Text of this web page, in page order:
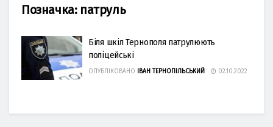
Позначка: патруль
Біля шкіл Тернополя патрулюють
поліцейські
ОПУБЛІКОВАНО ІВАН ТЕРНОПІЛЬСЬКИЙ 02.10.2022